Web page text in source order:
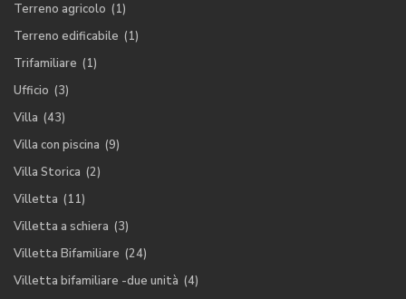
Terreno agricolo (1)
Terreno edificabile (1)
Trifamiliare (1)
Ufficio (3)
Villa (43)
Villa con piscina (9)
Villa Storica (2)
Villetta (11)
Villetta a schiera (3)
Villetta Bifamiliare (24)
Villetta bifamiliare -due unità (4)